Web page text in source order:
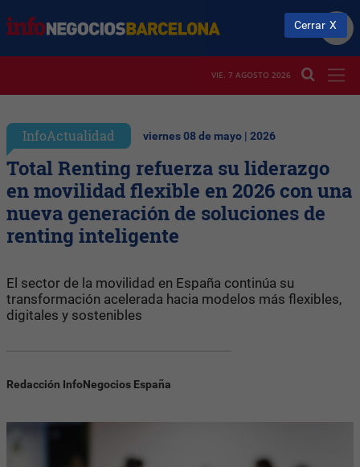
VIE. 7 AGOSTO 2026
InfoActualidad viernes 08 de mayo | 2026
Total Renting refuerza su liderazgo
en movilidad flexible en 2026 con una
nueva generación de soluciones de
renting inteligente
El sector de la movilidad en España continúa su
transformación acelerada hacia modelos más flexibles,
digitales y sostenibles
Redacción InfoNegocios España
Cerrar